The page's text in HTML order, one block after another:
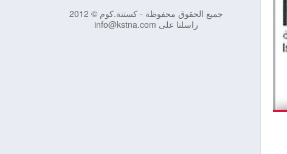
جميع الحقوق محفوظة - كستنة.كوم © 2012
راسلنا على info@kstna.com